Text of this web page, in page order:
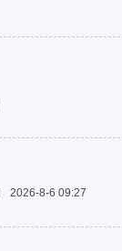
2026-8-6 09:27